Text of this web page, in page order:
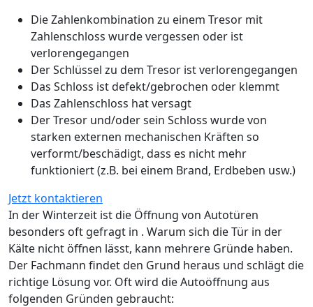
Die Zahlenkombination zu einem Tresor mit
Zahlenschloss wurde vergessen oder ist
verlorengegangen
Der Schlüssel zu dem Tresor ist verlorengegangen
Das Schloss ist defekt/gebrochen oder klemmt
Das Zahlenschloss hat versagt
Der Tresor und/oder sein Schloss wurde von
starken externen mechanischen Kräften so
verformt/beschädigt, dass es nicht mehr
funktioniert (z.B. bei einem Brand, Erdbeben usw.)
Jetzt kontaktieren
In der Winterzeit ist die Öffnung von Autotüren
besonders oft gefragt in . Warum sich die Tür in der
Kälte nicht öffnen lässt, kann mehrere Gründe haben.
Der Fachmann findet den Grund heraus und schlägt die
richtige Lösung vor. Oft wird die Autoöffnung aus
folgenden Gründen gebraucht: